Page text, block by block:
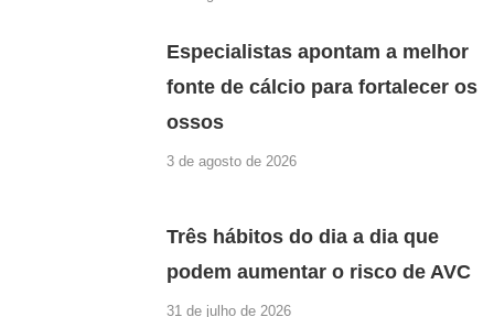
Especialistas apontam a melhor
fonte de cálcio para fortalecer os
ossos
3 de agosto de 2026
Três hábitos do dia a dia que
podem aumentar o risco de AVC
31 de julho de 2026